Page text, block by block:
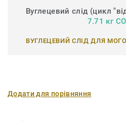
Вуглецевий слід (цикл
7.71 кг CO
ВУГЛЕЦЕВИЙ СЛІД ДЛЯ
Додати для порівняння